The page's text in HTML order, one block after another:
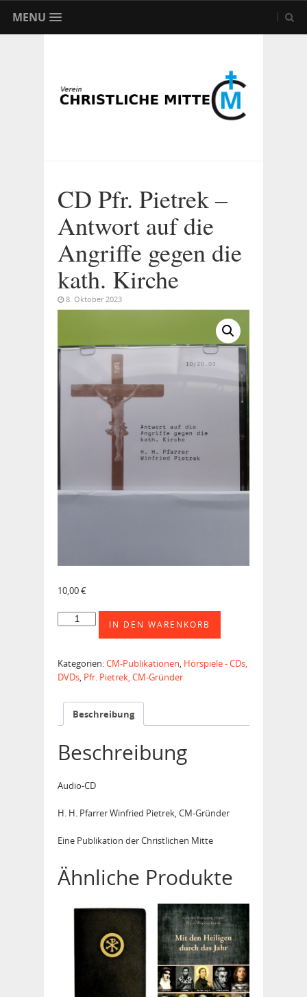
MENU
CD Pfr. Pietrek –
Antwort auf die
Angriffe gegen die
kath. Kirche
8. Oktober 2023
10,00€
-
Antwort
die
Angriffe
gegen
kath.
Menge
IN DEN WARENKORB
Kategorien:CM-Publikationen, Hörspiele - CDs,
DVDs, Pfr. Pietrek, CM-Gründer
Beschreibung
Beschreibung
Audio-CD
H. H. Pfarrer Winfried Pietrek, CM-Gründer
Eine Publikation der Christlichen Mitte
Ähnliche Produkte